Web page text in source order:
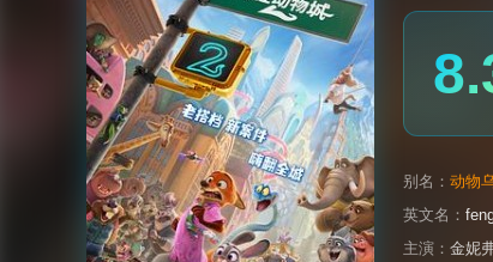
别名： 动物
英文名：
主演： 金妮